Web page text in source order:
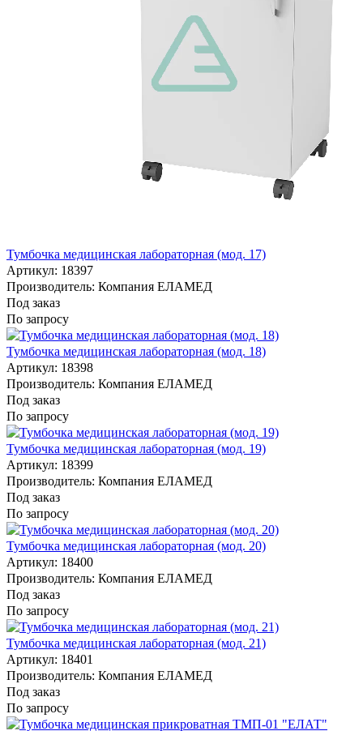
Тумбочка медицинская лабораторная (мод. 17)
Артикул: 18397
Производитель: Компания ЕЛАМЕД
Под заказ
По запросу
Тумбочка медицинская лабораторная (мод. 18)
Артикул: 18398
Производитель: Компания ЕЛАМЕД
Под заказ
По запросу
Тумбочка медицинская лабораторная (мод. 19)
Артикул: 18399
Производитель: Компания ЕЛАМЕД
Под заказ
По запросу
Тумбочка медицинская лабораторная (мод. 20)
Артикул: 18400
Производитель: Компания ЕЛАМЕД
Под заказ
По запросу
Тумбочка медицинская лабораторная (мод. 21)
Артикул: 18401
Производитель: Компания ЕЛАМЕД
Под заказ
По запросу